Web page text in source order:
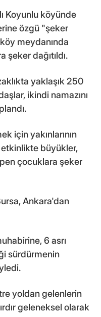
Koyunlu köyünde
özgü "şeker
meydanında
dağıtıldı.
yaklaşık 250
ikindi namazını
için yakınlarının
etkinlikte büyükler,
çocuklara şeker
Ankara'dan
6 asrı
sürdürmenin
yoldan gelenlerin
geleneksel olarak